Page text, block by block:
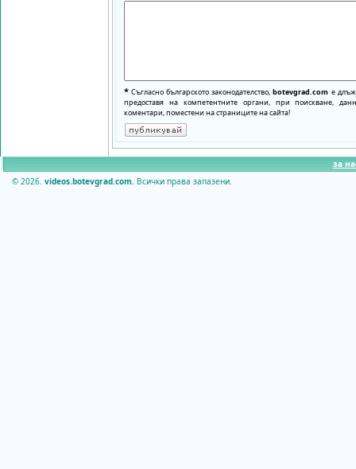
* Съгласно българското законодателство,botevgrad.com е
предоставя на компетентните органи, при поискване,
коментари, поместени на страниците на сайта!
за
© 2026. videos.botevgrad.com. Всички права запазени.